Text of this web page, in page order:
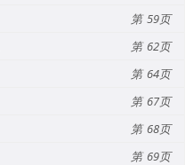
59
62
64
67
68
69